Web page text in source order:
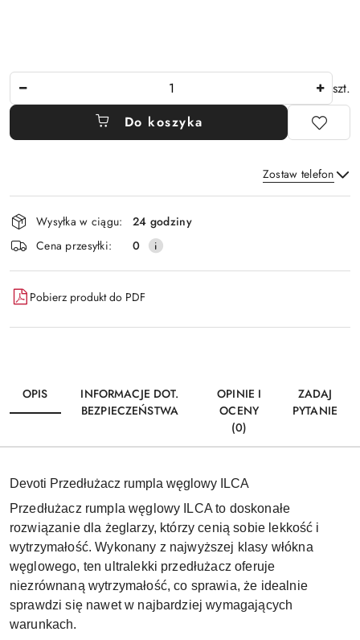
szt.
Do koszyka
Zostaw telefon
Wyślij
Dostępność
i
dostawa
Wysyłka w ciągu:
24 godziny
Cena przesyłki:
0
Pobierz produkt do PDF
OPIS
INFORMACJE DOT.
BEZPIECZEŃSTWA
OPINIE I
OCENY
(0)
ZADAJ
PYTANIE
Devoti Przedłużacz rumpla węglowy ILCA
Przedłużacz rumpla węglowy ILCA to doskonałe
rozwiązanie dla żeglarzy, którzy cenią sobie lekkość i
wytrzymałość. Wykonany z najwyższej klasy włókna
węglowego, ten ultralekki przedłużacz oferuje
niezrównaną wytrzymałość, co sprawia, że idealnie
sprawdzi się nawet w najbardziej wymagających
warunkach.